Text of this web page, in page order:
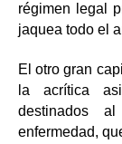
régimen legal
jaquea todo el
El otro gran
la acrítica
destinados
enfermedad,